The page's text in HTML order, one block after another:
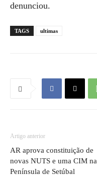
denunciou.
TAGS ultimas
Artigo anterior
AR aprova constituição de
novas NUTS e uma CIM na
Península de Setúbal